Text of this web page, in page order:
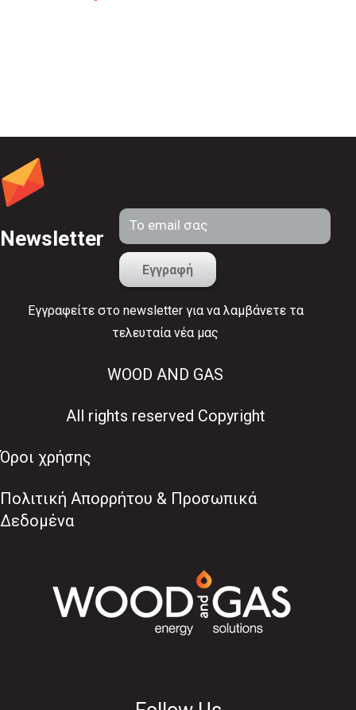
Newsletter
Εγγραφείτε στο newsletter για να λαμβάνετε τα
τελευταία νέα μας
WOOD AND GAS
All rights reserved Copyright
Όροι χρήσης
Πολιτική Απορρήτου & Προσωπικά
Δεδομένα